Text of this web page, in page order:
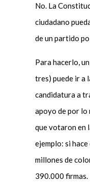
No. La
ciudadano
de un partido
Para hacerlo,
tres) puede ir a
candidatura a
apoyo de por lo
que votaron en
ejemplo: si
millones de
390.000 firmas.